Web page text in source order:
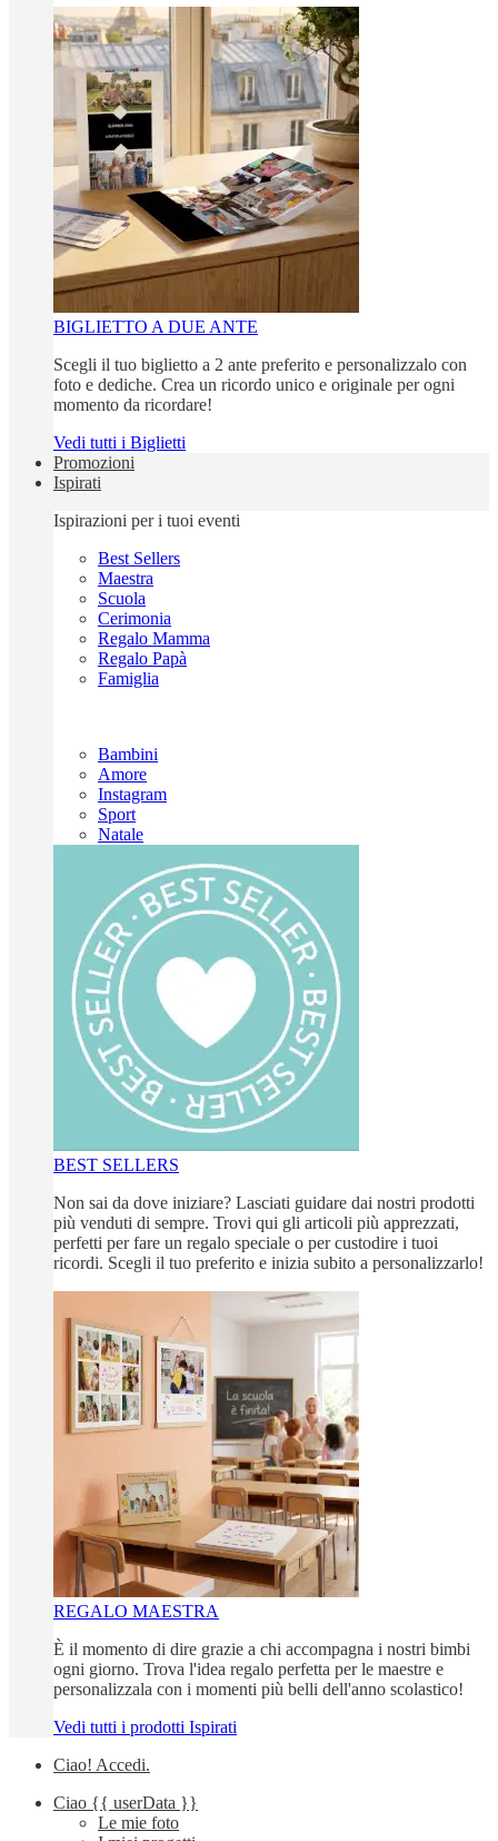
BIGLIETTO A DUE ANTE
Scegli il tuo biglietto a 2 ante preferito e personalizzalo con
foto e dediche. Crea un ricordo unico e originale per ogni
momento da ricordare!
Vedi tutti i Biglietti
Promozioni
Ispirati
Ispirazioni per i tuoi eventi
Best Sellers
Maestra
Scuola
Cerimonia
Regalo Mamma
Regalo Papà
Famiglia
Bambini
Amore
Instagram
Sport
Natale
BEST SELLERS
Non sai da dove iniziare? Lasciati guidare dai nostri prodotti
più venduti di sempre. Trovi qui gli articoli più apprezzati,
perfetti per fare un regalo speciale o per custodire i tuoi
ricordi. Scegli il tuo preferito e inizia subito a personalizzarlo!
REGALO MAESTRA
È il momento di dire grazie a chi accompagna i nostri bimbi
ogni giorno. Trova l'idea regalo perfetta per le maestre e
personalizzala con i momenti più belli dell'anno scolastico!
Vedi tutti i prodotti Ispirati
Ciao! Accedi.
Ciao {{ userData }}
Le mie foto